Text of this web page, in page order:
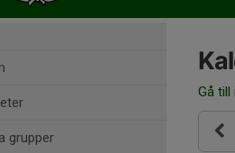
grupper
Gå till